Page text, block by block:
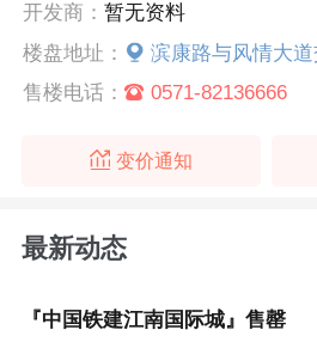
开发商：暂无资料
楼盘地址：
滨康路与风情大
售楼电话：
0571-82136666
变价通知
最新动态
『中国铁建江南国际城』售罄